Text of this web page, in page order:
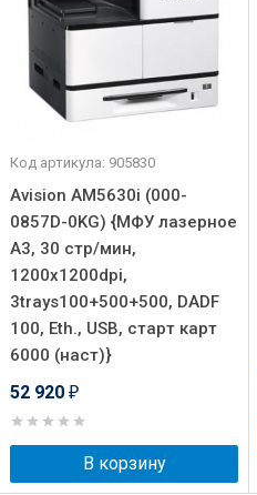
Код артикула: 905830
Avision AM5630i (000-
0857D-0KG) {МФУ лазерное
A3, 30 стр/мин,
1200x1200dpi,
3trays100+500+500, DADF
100, Eth., USB, старт карт
6000 (наст)}
52 920 ₽
В корзину